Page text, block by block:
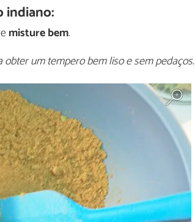
indiano:
misture bem.
um tempero bem liso e sem pedaços.